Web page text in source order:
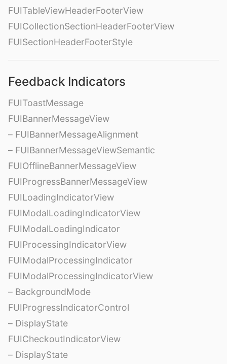
FUITableViewHeaderFooterView
FUICollectionSectionHeaderFooterView
FUISectionHeaderFooterStyle
Feedback Indicators
FUIToastMessage
FUIBannerMessageView
– FUIBannerMessageAlignment
– FUIBannerMessageViewSemantic
FUIOfflineBannerMessageView
FUIProgressBannerMessageView
FUILoadingIndicatorView
FUIModalLoadingIndicatorView
FUIModalLoadingIndicator
FUIProcessingIndicatorView
FUIModalProcessingIndicator
FUIModalProcessingIndicatorView
– BackgroundMode
FUIProgressIndicatorControl
– DisplayState
FUICheckoutIndicatorView
– DisplayState